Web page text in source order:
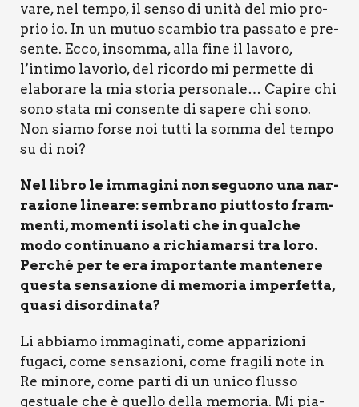
va­re, nel tem­po, il sen­so di uni­tà del mio pro­
prio io. In un mutuo scam­bio tra pas­sa­to e pre­
sen­te. Ecco, insom­ma, alla fine il lavo­ro,
l’intimo lavo­rìo, del ricor­do mi per­met­te di
ela­bo­ra­re la mia sto­ria per­so­na­le… Capi­re chi
sono sta­ta mi con­sen­te di sape­re chi sono.
Non sia­mo for­se noi tut­ti la som­ma del tem­po
su di noi?
Nel libro le imma­gi­ni non seguo­no una nar­
ra­zio­ne linea­re: sem­bra­no piut­to­sto fram­
men­ti, momen­ti iso­la­ti che in qual­che
modo con­ti­nua­no a richia­mar­si tra loro.
Per­ché per te era impor­tan­te man­te­ne­re
que­sta sen­sa­zio­ne di memo­ria imper­fet­ta,
qua­si disor­di­na­ta?
Li abbia­mo imma­gi­na­ti, come appa­ri­zio­ni
fuga­ci, come sen­sa­zio­ni, come fra­gi­li note in
Re mino­re, come par­ti di un uni­co flus­so
gestua­le che è quel­lo del­la memo­ria. Mi pia­